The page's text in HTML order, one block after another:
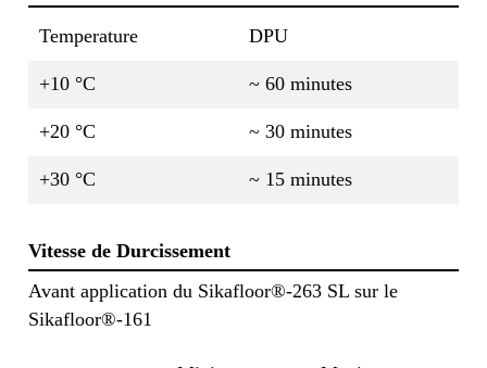
Temperature DPU
+10 °C ~ 60 minutes
+20 °C ~ 30 minutes
+30 °C ~ 15 minutes
Vitesse de Durcissement
Avant application du Sikafloor®-263 SL sur le
Sikafloor®-161